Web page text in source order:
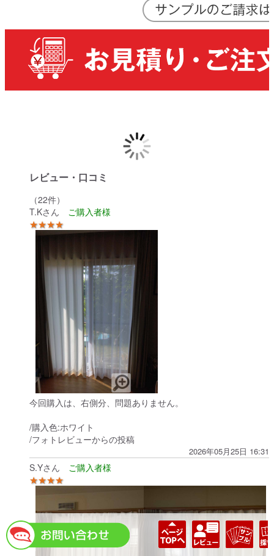
レビュー・口コミ
（22件）
T.Kさん
★★★★
今回購入は、右側分、問題ありません。
/購入色:ホワイト
/フォトレビューからの投稿
2026年05月25日 16:31
S.Yさん
★★★★